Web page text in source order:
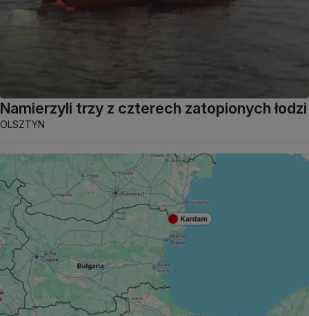
Namierzyli trzy z czterech zatopionych łodzi
OLSZTYN